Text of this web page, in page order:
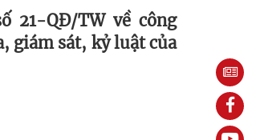
21-QĐ/TW về công
giám sát, kỷ luật của